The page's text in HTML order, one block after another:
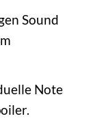
Sound
Note